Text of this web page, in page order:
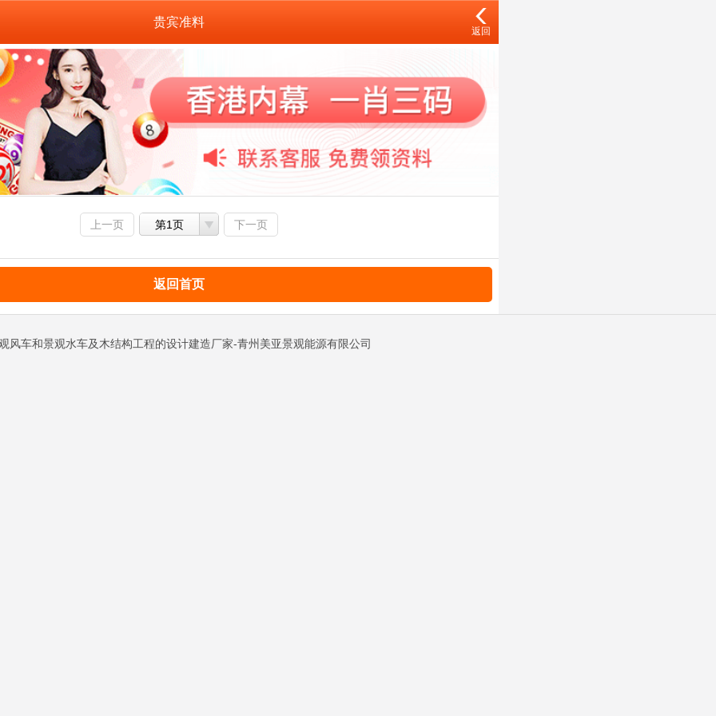
贵宾准料
返回
上一页 第1页 下一页
返回首页
风车和景观水车及木结构工程的设计建造厂家-青州美亚景观能源有限公司